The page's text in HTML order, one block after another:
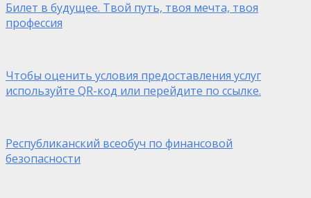
Билет в будущее. Твой путь, твоя мечта, твоя
профессия
Чтобы оценить условия предоставления услуг
используйте QR-код или перейдите по ссылке.
Республиканский всеобуч по финансовой
безопасности